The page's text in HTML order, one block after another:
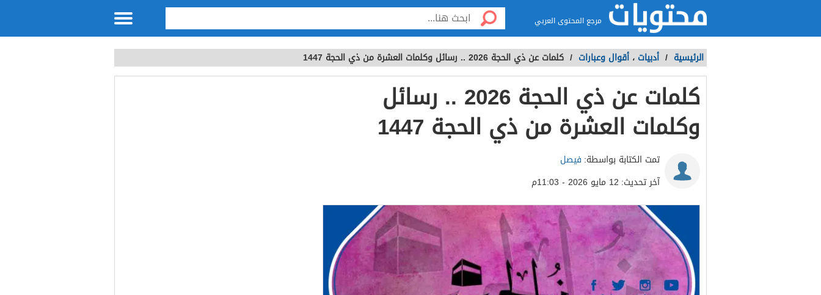
مرجع المحتوى العربي
الرئيسية / أدبيات ، أقوال وعبارات / كلمات عن ذي الحجة 2026 .. رسائل وكلمات العشرة من ذي الحجة 1447
كلمات عن ذي الحجة 2026 .. رسائل
وكلمات العشرة من ذي الحجة 1447
تمت الكتابة بواسطة: فيصل
آخر تحديث: 12 مايو 2026 - 11:03م